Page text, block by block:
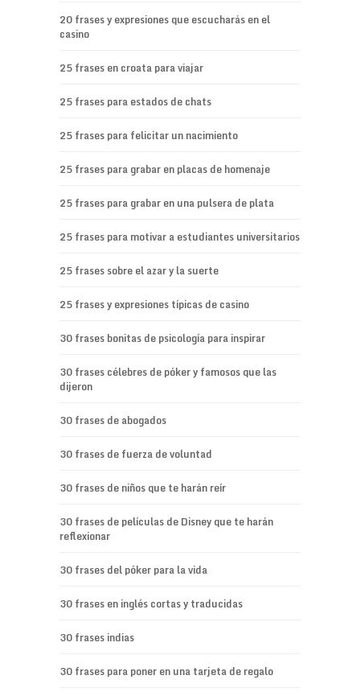
20 frases y expresiones que escucharás en el
casino
25 frases en croata para viajar
25 frases para estados de chats
25 frases para felicitar un nacimiento
25 frases para grabar en placas de homenaje
25 frases para grabar en una pulsera de plata
25 frases para motivar a estudiantes universitarios
25 frases sobre el azar y la suerte
25 frases y expresiones típicas de casino
30 frases bonitas de psicología para inspirar
30 frases célebres de póker y famosos que las
dijeron
30 frases de abogados
30 frases de fuerza de voluntad
30 frases de niños que te harán reír
30 frases de películas de Disney que te harán
reflexionar
30 frases del póker para la vida
30 frases en inglés cortas y traducidas
30 frases indias
30 frases para poner en una tarjeta de regalo